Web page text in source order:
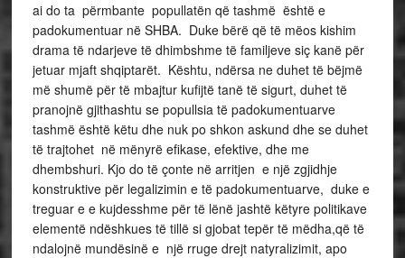
ai do ta përmbante popullatën që tashmë është e
padokumentuar në SHBA. Duke bërë që të mëos kishim
drama të ndarjeve të dhimbshme të familjeve siç kanë për
jetuar mjaft shqiptarët. Kështu, ndërsa ne duhet të bëjmë
më shumë për të mbajtur kufijtë tanë të sigurt, duhet të
pranojnë gjithashtu se popullsia të padokumentuarve
tashmë është këtu dhe nuk po shkon askund dhe se duhet
të trajtohet në mënyrë efikase, efektive, dhe me
dhembshuri. Kjo do të çonte në arritjen e një zgjidhje
konstruktive për legalizimin e të padokumentuarve, duke e
treguar e e kujdesshme për të lënë jashtë këtyre politikave
elementë ndëshkues të tillë si gjobat tepër të mëdha,që të
ndalojnë mundësinë e një rruge drejt natyralizimit, apo